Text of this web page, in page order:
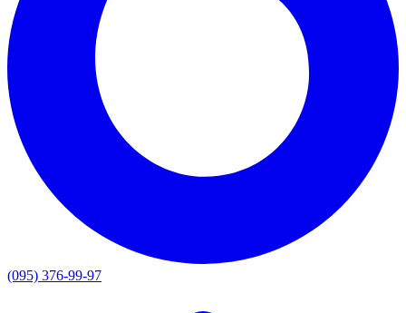
(095) 376-99-97